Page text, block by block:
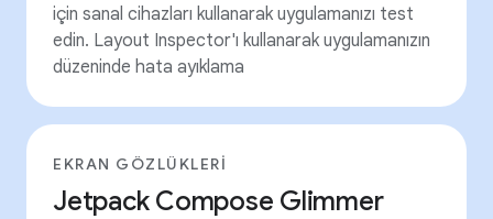
için sanal cihazları kullanarak uygulamanızı test
edin. Layout Inspector'ı kullanarak uygulamanızın
düzeninde hata ayıklama
EKRAN GÖZLÜKLERI
Jetpack Compose Glimmer